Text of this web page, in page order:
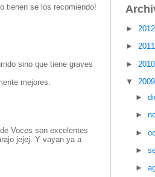
tienen se los recomiendo!
sino que tiene graves
mejores.
Voces son excelentes
jejej. Y vayan ya a
►
►
►
▼
►
►
►
►
►